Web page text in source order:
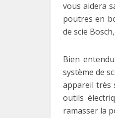
vous aidera
poutres en
de scie
Bien
système de
appareil très
outils
ramasser la